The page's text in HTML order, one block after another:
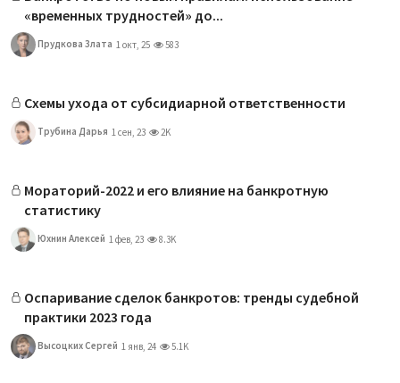
«временных трудностей» до...
Прудкова Злата 1 окт, 25 583
Схемы ухода от субсидиарной ответственности
Трубина Дарья 1 сен, 23 2K
Мораторий-2022 и его влияние на банкротную
статистику
Юхнин Алексей 1 фев, 23 8.3K
Оспаривание сделок банкротов: тренды судебной
практики 2023 года
Высоцких Сергей 1 янв, 24 5.1K